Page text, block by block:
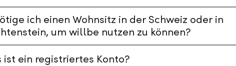
ich einen Wohnsitz in der Schweiz oder in
um willbe nutzen zu können?
ist ein registriertes Konto?